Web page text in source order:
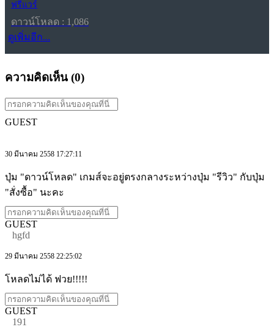
ฟรีแวร์
ดาวน์โหลด : 1,086
ดูเพิ่มอีก...
ความคิดเห็น (0)
GUEST
30 มีนาคม 2558 17:27:11
ปุ่ม "ดาวน์โหลด" เกมส์จะอยู่ตรงกลางระหว่างปุ่ม "รีวิว" กับปุ่ม
"สั่งซื้อ" นะคะ
GUEST
hgfd
29 มีนาคม 2558 22:25:02
โหลดไม่ได้ ฟวย!!!!!
GUEST
191